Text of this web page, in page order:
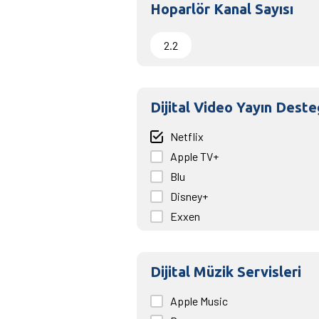
Hoparlör Kanal Sayısı
2.2
Dijital Video Yayın
Netflix
Apple TV+
Blu
Disney+
Exxen
Puhu
Youtube
beIN Connect
Dijital Müzik Servisleri
Apple Music